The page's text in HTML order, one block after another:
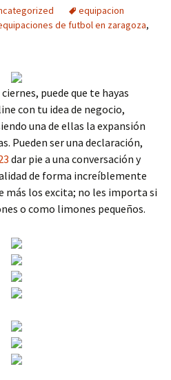
equipacion
de futbol en zaragoza,
puede que te hayas
con tu idea de negocio,
una de ellas la expansión
Pueden ser una declaración,
dar pie a una conversación y
de forma increíblemente
más los excita; no les importa si
o como limones pequeños.